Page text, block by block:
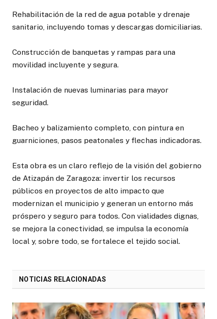
Rehabilitación de la red de agua potable y drenaje
sanitario, incluyendo tomas y descargas domiciliarias.
Construcción de banquetas y rampas para una
movilidad incluyente y segura.
Instalación de nuevas luminarias para mayor
seguridad.
Bacheo y balizamiento completo, con pintura en
guarniciones, pasos peatonales y flechas indicadoras.
Esta obra es un claro reflejo de la visión del gobierno
de Atizapán de Zaragoza: invertir los recursos
públicos en proyectos de alto impacto que
modernizan el municipio y generan un entorno más
próspero y seguro para todos. Con vialidades dignas,
se mejora la conectividad, se impulsa la economía
local y, sobre todo, se fortalece el tejido social.
NOTICIAS RELACIONADAS